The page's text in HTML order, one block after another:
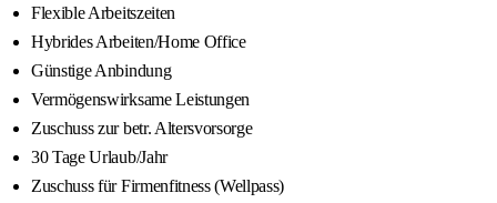
Flexible Arbeitszeiten
Hybrides Arbeiten/Home Office
Günstige Anbindung
Vermögenswirksame Leistungen
Zuschuss zur betr. Altersvorsorge
30 Tage Urlaub/Jahr
Zuschuss für Firmenfitness (Wellpass)